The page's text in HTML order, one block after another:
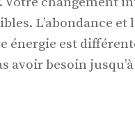
L’abondance et
énergie est
avoir besoin